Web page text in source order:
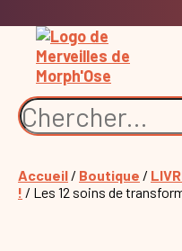
Accueil / Boutique /
! / Les 12 soins de